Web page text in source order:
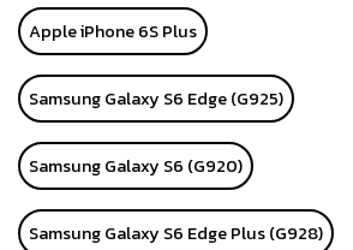
Apple iPhone 6S Plus
Samsung Galaxy S6 Edge (G925)
Samsung Galaxy S6 (G920)
Samsung Galaxy S6 Edge Plus (G928)